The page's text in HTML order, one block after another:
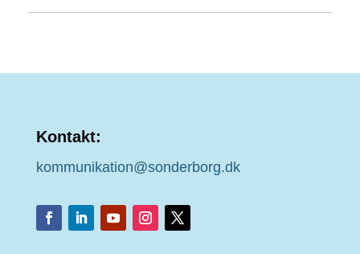
Kontakt:
kommunikation@sonderborg.dk